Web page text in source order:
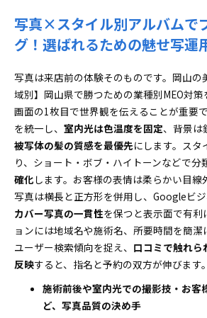
写真×スタイル別アルバムで
グ！選ばれるための魅せ写運
写真は来店前の体験そのものです。岡山の
域別】岡山県で勝つための業種別MEO対
画面の1枚目で世界観を伝えることが重要
を統一し、 室内光は色温度を固定、背景は
被写体の髪の質感を最優先にします。スタ
り、ショート・ボブ・ハイトーンなどで分
確化 します。お客様の表情は柔らかい目線
写真は横長と正方形を併用し、Googleビ
カバー写真の一貫性を保つと表示面で有利
ョンには地域名や施術名、所要時間を簡潔
ユーザー検索傾向を捉え、 口コミで触れら
反映すると、指名と予約の双方が伸びます。
施術前後や室内光での撮影技・お客
ど、写真品質の決め手